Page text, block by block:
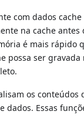
com dados
na cache
é mais rápido
possa ser
os
dados. Essas